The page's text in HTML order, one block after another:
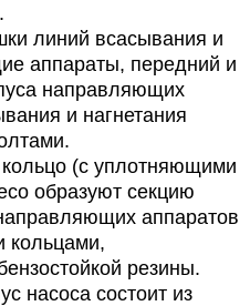
линий всасывания и
аппараты, передний и
направляющих
и нагнетания
(с уплотняющими
образуют секцию
аппаратов
кольцами,
резины.
насоса состоит из